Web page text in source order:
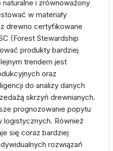
i zrównoważony
w materiały
drewno certyfikowane
(Forest Stewardship
produkty bardziej
trendem jest
oraz
do analizy danych
skrzyń drewnianych.
prognozowanie popytu
logistycznych. Również
się coraz bardziej
rozwiązań